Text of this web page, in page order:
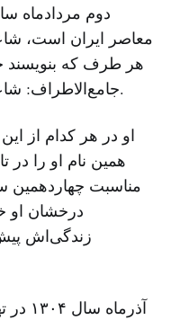
دوم مردادماه
معاصر ایران است،
هر طرف که بنویسند
جامع‌الاطراف: شاعر،‌ روزنامه‌نگار، ‌مترجم و محقق.
او در هر کدام از
همین نام او را در
مناسبت چهاردهمین
درخشان او
زندگی‌اش